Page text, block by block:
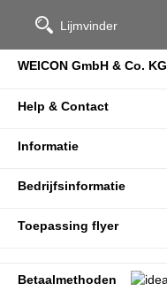
Lijmvinder
WEICON GmbH & Co. KG
Help & Contact
Informatie
Bedrijfsinformatie
Toepassing flyer
Betaalmethoden